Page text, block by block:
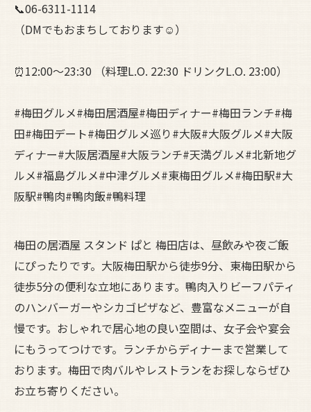
📞06-6311-1114
（DMでもおまちしております☺️）
⏰12:00～23:30 （料理L.O. 22:30 ドリンクL.O. 23:00）
#梅田グルメ#梅田居酒屋#梅田ディナー#梅田ランチ#梅
田#梅田デート#梅田グルメ巡り#大阪#大阪グルメ#大阪
ディナー#大阪居酒屋#大阪ランチ#天満グルメ#北新地グ
ルメ#福島グルメ#中津グルメ#東梅田グルメ#梅田駅#大
阪駅#鴨肉#鴨肉飯#鴨料理
梅田の居酒屋 スタンド ぱと 梅田店は、昼飲みや夜ご飯
にぴったりです。大阪梅田駅から徒歩9分、東梅田駅から
徒歩5分の便利な立地にあります。鴨肉入りビーフパティ
のハンバーガーやシカゴピザなど、豊富なメニューが自
慢です。おしゃれで居心地の良い空間は、女子会や宴会
にもうってつけです。ランチからディナーまで営業して
おります。梅田で肉バルやレストランをお探しならぜひ
お立ち寄りください。